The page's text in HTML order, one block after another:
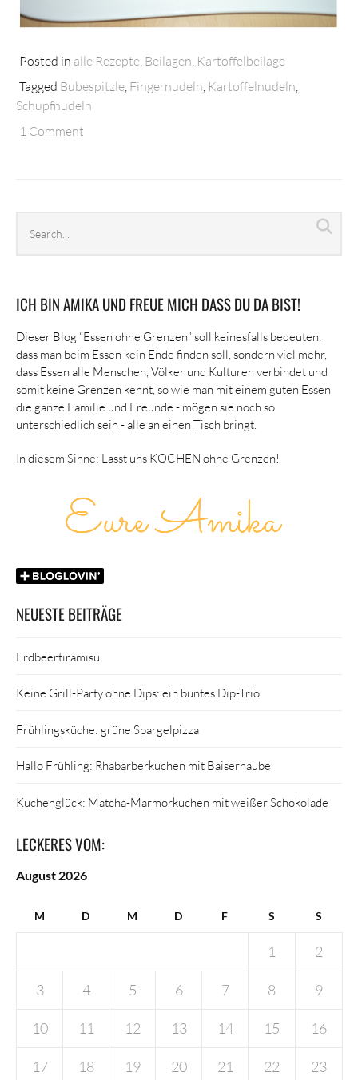
Posted in alle Rezepte Beilagen Kartoffelbeilage
Tagged Bubespitzle Fingernudeln Kartoffelnudeln
Schupfnudeln
1 Comment
archives
ICH BIN AMIKA UND FREUE MICH DASS DU DA BIST!
Dieser Blog “Essen ohne Grenzen” soll keinesfalls bedeuten,
dass man beim Essen kein Ende finden soll, sondern viel mehr,
dass Essen alle Menschen, Völker und Kulturen verbindet und
somit keine Grenzen kennt, so wie man mit einem guten Essen
die ganze Familie und Freunde - mögen sie noch so
unterschiedlich sein - alle an einen Tisch bringt.
In diesem Sinne: Lasst uns KOCHEN ohne Grenzen!
NEUESTE BEITRÄGE
Erdbeertiramisu
Keine Grill-Party ohne Dips: ein buntes Dip-Trio
Frühlingsküche: grüne Spargelpizza
Hallo Frühling: Rhabarberkuchen mit Baiserhaube
Kuchenglück: Matcha-Marmorkuchen mit weißer Schokolade
LECKERES VOM:
August 2026
M D M D F S S
1 2
3 4 5 6 7 8 9
10 11 12 13 14 15 16
17 18 19 20 21 22 23